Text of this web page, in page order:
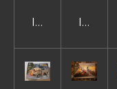
In In